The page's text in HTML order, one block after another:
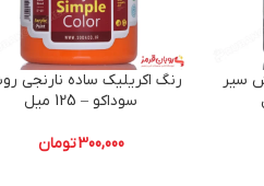
سیر
رنگ اکریلیک ساده نارنجی
سوداکو – 125 میل
300,000تومان